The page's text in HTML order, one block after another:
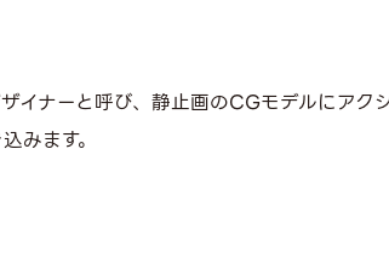
イナーと呼び、静止画のCGモデルにアク
みます。